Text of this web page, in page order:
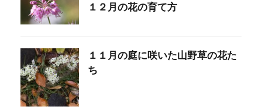
１２月の花の育て方
１１月の庭に咲いた山野草の花た
ち